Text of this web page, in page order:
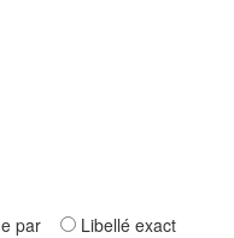
par Libellé exact